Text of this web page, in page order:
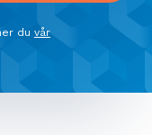
du vår